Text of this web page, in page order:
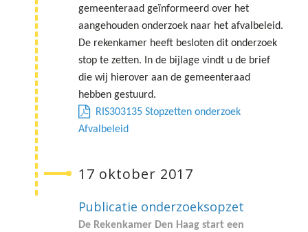
gemeenteraad geïnformeerd over het
aangehouden onderzoek naar het afvalbeleid.
De rekenkamer heeft besloten dit onderzoek
stop te zetten. In de bijlage vindt u de brief
die wij hierover aan de gemeenteraad
hebben gestuurd.
RIS303135 Stopzetten onderzoek
Afvalbeleid
17 oktober 2017
⬇ Blok overslaan
Publicatie onderzoeksopzet
De Rekenkamer Den Haag start een